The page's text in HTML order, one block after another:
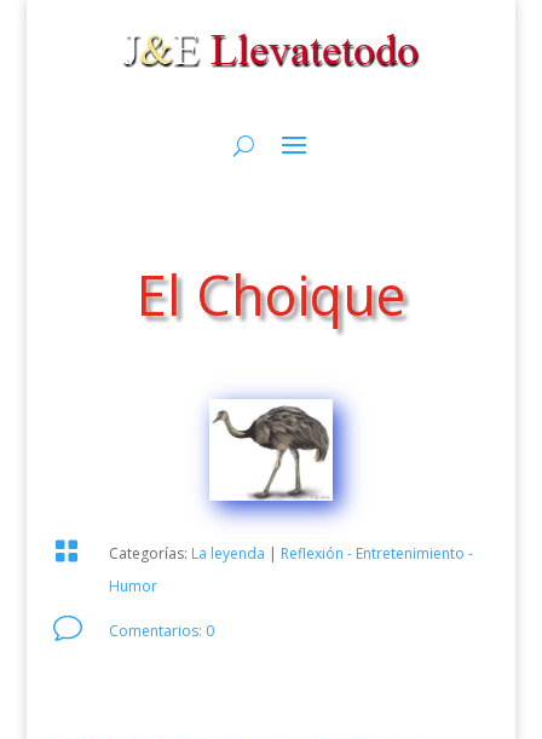
El Choique
 Categorías: La leyenda | Reflexión - Entretenimiento -
Humor
v Comentarios: 0